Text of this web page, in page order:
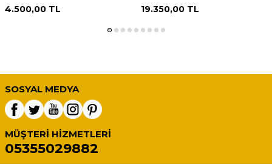
4.500,00 TL 19.350,00TL
SOSYAL MEDYA
MÜŞTERI HIZMETLERI
05355029882